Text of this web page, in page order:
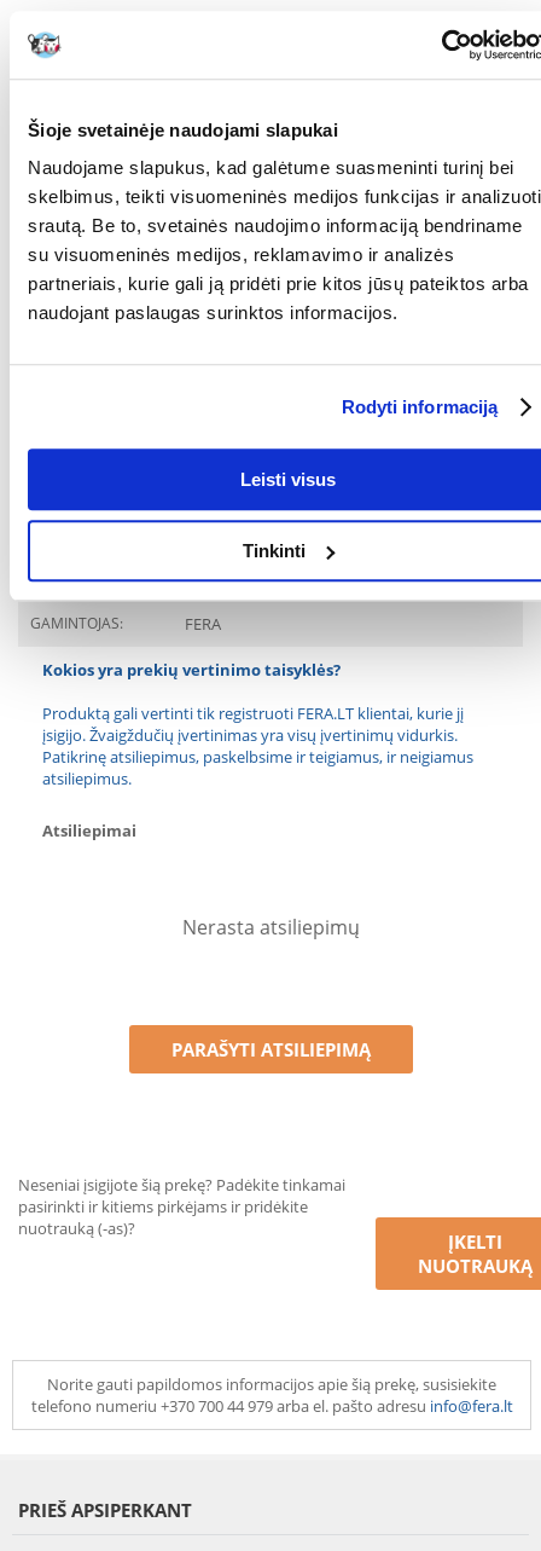
Šioje svetainėje naudojami slapukai
Naudojame slapukus, kad galėtume suasmeninti turinį bei
skelbimus, teikti visuomeninės medijos funkcijas ir analizuoti
srautą. Be to, svetainės naudojimo informaciją bendriname
su visuomeninės medijos, reklamavimo ir analizės
partneriais, kurie gali ją pridėti prie kitos jūsų pateiktos arba
naudojant paslaugas surinktos informacijos.
Rodyti informaciją
Leisti visus
Tinkinti
Gultas ypač patiks didelių veislių šunims, taip pat visiems šuniukams ir
Šunų gultą taip pat galima naudoti kaip šuns būdos narvo užpildą.
Nerekomenduojama šunų gultą valyti sausuoju būdu, džiovinti
džiovyklėje ir lyginti.
Pagrindinės savybės:
Galima skalbti 30*C temperatūroje
AUGINTINIO DYDIS:
SPALVA: Pilka
GAMINTOJAS: FERA
Kokios yra prekių vertinimo taisyklės?
Produktą gali vertinti tik registruoti FERA.LT klientai, kurie jį
įsigijo. Žvaigždučių įvertinimas yra visų įvertinimų vidurkis.
Patikrinę atsiliepimus, paskelbsime ir teigiamus, ir neigiamus
atsiliepimus.
Atsiliepimai
Nerasta atsiliepimų
PARAŠYTI ATSILIEPIMĄ
Neseniai įsigijote šią prekę? Padėkite tinkamai
pasirinkti ir kitiems pirkėjams ir pridėkite
nuotrauką (-as)?
ĮKELTI
NUOTRAUKĄ
Norite gauti papildomos informacijos apie šią prekę, susisiekite
telefono numeriu +370 700 44 979 arba el. pašto adresu info@fera.lt
PRIEŠ APSIPERKANT